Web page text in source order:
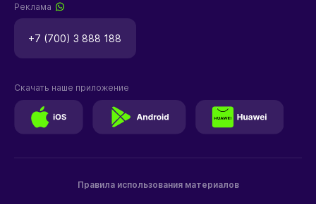
Реклама
+7 (700) 3 888 188
Правила использования материалов
Скачать наше приложение